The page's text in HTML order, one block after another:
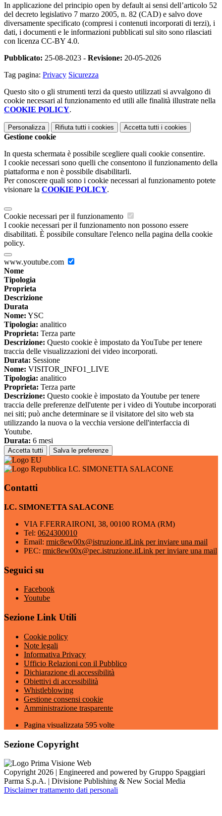
In applicazione del principio open by default ai sensi dell’articolo 52
del decreto legislativo 7 marzo 2005, n. 82 (CAD) e salvo dove
diversamente specificato (compresi i contenuti incorporati di terzi), i
dati, i documenti e le informazioni pubblicati sul sito sono rilasciati
con licenza CC-BY 4.0.
Pubblicato: 25-08-2023 - Revisione: 20-05-2026
Tag pagina: Privacy Sicurezza
Questo sito o gli strumenti terzi da questo utilizzati si avvalgono di
cookie necessari al funzionamento ed utili alle finalità illustrate nella
COOKIE POLICY.
Personalizza Rifiuta tutti i cookies Accetta tutti i cookies
Gestione cookie
In questa schermata è possibile scegliere quali cookie consentire.
I cookie necessari sono quelli che consentono il funzionamento della
piattaforma e non è possibile disabilitarli.
Per conoscere quali sono i cookie necessari al funzionamento potete
visionare la COOKIE POLICY.
Cookie necessari per il funzionamento
I cookie necessari per il funzionamento non possono essere
disabilitati. È possibile consultare l'elenco nella pagina della cookie
policy.
www.youtube.com
Nome
Tipologia
Proprieta
Descrizione
Durata
Nome: YSC
Tipologia: analitico
Proprieta: Terza parte
Descrizione: Questo cookie è impostato da YouTube per tenere
traccia delle visualizzazioni dei video incorporati.
Durata: Sessione
Nome: VISITOR_INFO1_LIVE
Tipologia: analitico
Proprieta: Terza parte
Descrizione: Questo cookie è impostato da Youtube per tenere
traccia delle preferenze dell'utente per i video di Youtube incorporati
nei siti; può anche determinare se il visitatore del sito web sta
utilizzando la nuova o la vecchia versione dell'interfaccia di
Youtube.
Durata: 6 mesi
Accetta tutti Salva le preferenze
I.C. SIMONETTA SALACONE
Contatti
I.C. SIMONETTA SALACONE
VIA F.FERRAIRONI, 38, 00100 ROMA (RM)
Tel: 0624300010
Email: rmic8ew00x@istruzione.itLink per inviare una mail
PEC: rmic8ew00x@pec.istruzione.itLink per inviare una mail
Seguici su
Facebook
Youtube
Sezione Link Utili
Cookie policy
Note legali
Informativa Privacy
Ufficio Relazioni con il Pubblico
Dichiarazione di accessibilità
Obiettivi di accessibilità
Whistleblowing
Gestione consensi cookie
Amministrazione trasparente
Pagina visualizzata 595 volte
Sezione Copyright
Copyright 2026 | Engineered and powered by Gruppo Spaggiari
Parma S.p.A. | Divisione Publishing & New Social Media
Disclaimer trattamento dati personali